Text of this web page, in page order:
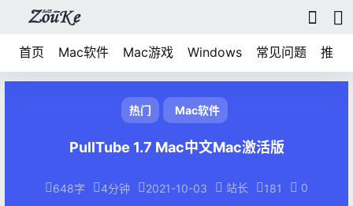
首页 Mac软件 Mac游戏 Windows 常见问题 推荐
热门 Mac软件
PullTube 1.7 Mac中文Mac激活版
648字 4分钟 2021-10-03 站长 181 0